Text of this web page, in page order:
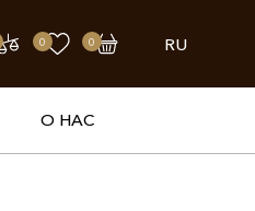
0 0 RU
О НАС